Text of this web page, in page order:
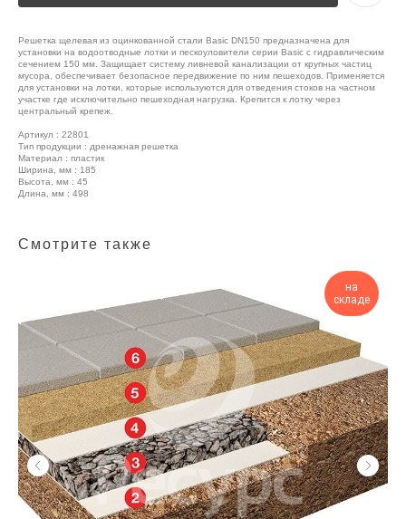
Решетка щелевая из оцинкованной стали Basic DN150 предназначена для
установки на водоотводные лотки и пескоуловители серии Basic с гидравлическим
сечением 150 мм. Защищает систему ливневой канализации от крупных частиц
мусора, обеспечивает безопасное передвижение по ним пешеходов. Применяется
для установки на лотки, которые используются для отведения стоков на частном
участке где исключительно пешеходная нагрузка. Крепится к лотку через
центральный крепеж.
Артикул : 22801
Тип продукции : дренажная решетка
Материал : пластик
Ширина, мм : 185
Высота, мм : 45
Длина, мм : 498
Смотрите также
на
складе